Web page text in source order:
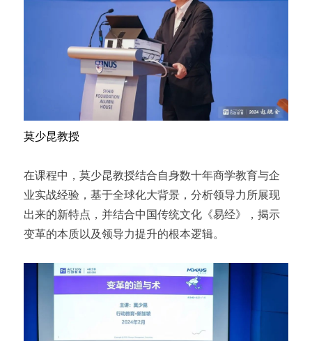
莫少昆教授
在课程中，莫少昆教授结合自身数十年商学教育与企
业实战经验，基于全球化大背景，分析领导力所展现
出来的新特点，并结合中国传统文化《易经》，揭示
变革的本质以及领导力提升的根本逻辑。